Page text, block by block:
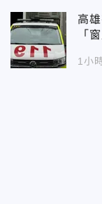
高
「
1小